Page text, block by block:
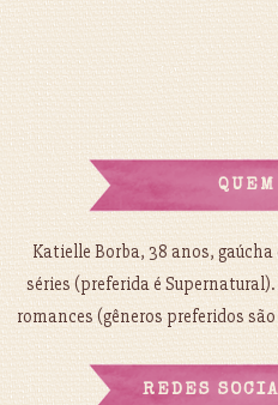
Katielle Borba, 38 anos, gaúcha
séries (preferida é
romances (gêneros preferidos
REDES